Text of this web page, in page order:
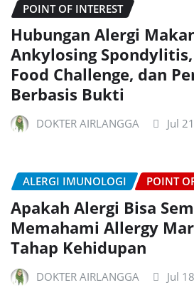
POINT OF INTEREST
Hubungan Alergi
Ankylosing
Food Challenge, dan
Berbasis Bukti
DOKTER AIRLANGGA Jul
ALERGI IMUNOLOGI POINT
Apakah Alergi Bisa
Memahami Allergy
Tahap Kehidupan
DOKTER AIRLANGGA Jul